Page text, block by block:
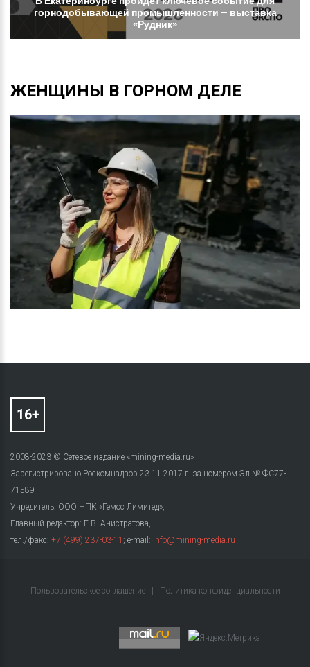
горнодобывающей промышленности – выставка
«Рудник»
ЖЕНЩИНЫ В ГОРНОМ ДЕЛЕ
2008-2023 © Сетевое издание «mining-media.ru»
Зарегистрировано Роскомнадзор 23.11.2017 г. за номером Эл № ФС77-
71589
Учредитель: ООО НПК «Гемос Лимитед»,
Главный редактор: Е.В. Анистратова,
тел./факс: +7 (499) 237-03-11 ; e-mail: info@mining-media.ru
Пользовательское соглашение Политика конфиденциальности